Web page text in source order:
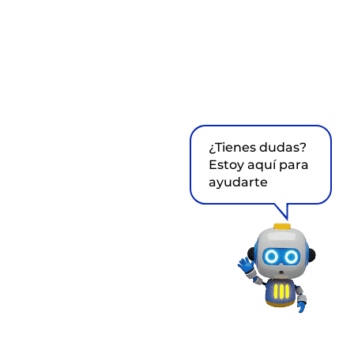
¿Tienes dudas?
Estoy aquí para
ayudarte